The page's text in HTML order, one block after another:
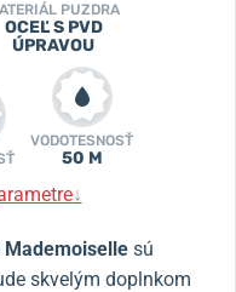
PUZDRA
OCEĽ S PVD
ÚPRAVOU
VODOTESNOSŤ
50 M
↓
Mademoiselle sú
skvelým doplnkom